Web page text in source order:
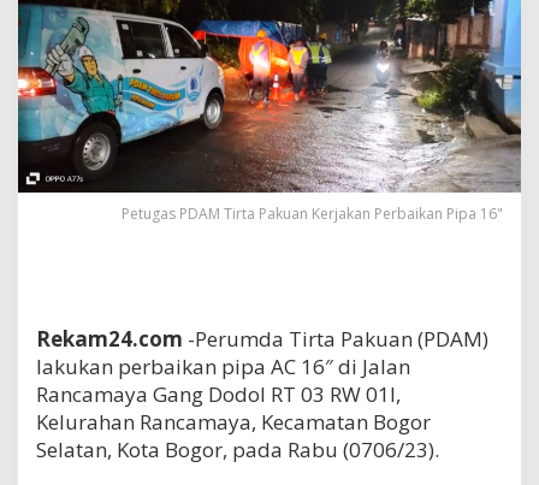
Petugas PDAM Tirta Pakuan Kerjakan Perbaikan Pipa 16"
Rekam24.com -Perumda Tirta Pakuan (PDAM)
lakukan perbaikan pipa AC 16″ di Jalan
Rancamaya Gang Dodol RT 03 RW 01l,
Kelurahan Rancamaya, Kecamatan Bogor
Selatan, Kota Bogor, pada Rabu (0706/23).